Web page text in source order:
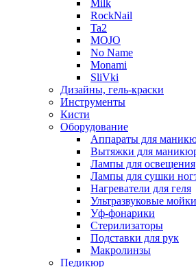
Milk
RockNail
Ta2
MOJO
No Name
Monami
SliVki
Дизайны, гель-краски
Инструменты
Кисти
Оборудование
Аппараты для
Вытяжки для
Лампы для освещения
Лампы для сушки
Нагреватели для геля
Ультразвуковые мойки
Уф-фонарики
Стерилизаторы
Подставки для рук
Макролинзы
Педикюр